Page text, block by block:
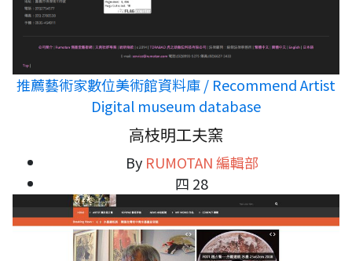
推薦藝術家數位美術館資料庫 / Recommend Artist
Digital museum database
高枝明工夫窯
By RUMOTAN 編輯部
四 28